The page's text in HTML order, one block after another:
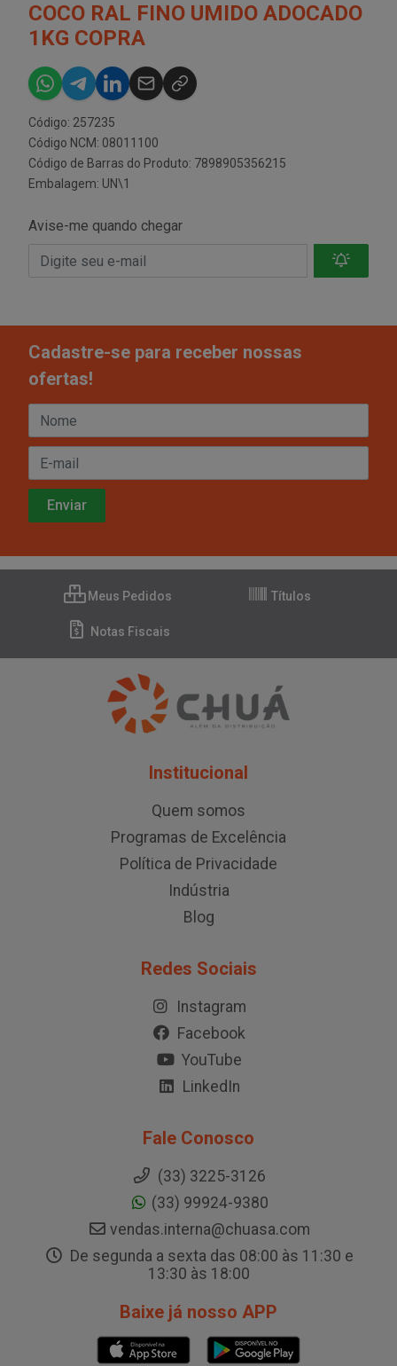
COCO RAL FINO UMIDO ADOCADO
1KG COPRA
Código: 257235
Código NCM: 08011100
Código de Barras do Produto: 7898905356215
Embalagem: UN\1
Avise-me quando chegar
Cadastre-se para receber nossas
ofertas!
Meus Pedidos Títulos
Notas Fiscais
Institucional
Quem somos
Programas de Excelência
Política de Privacidade
Indústria
Blog
Redes Sociais
Instagram
Facebook
YouTube
LinkedIn
Fale Conosco
(33) 3225-3126
(33) 99924-9380
vendas.interna@chuasa.com
De segunda a sexta das 08:00 às 11:30 e
13:30 às 18:00
Baixe já nosso APP